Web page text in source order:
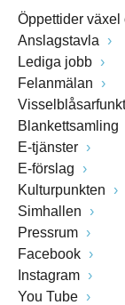
Öppettider
Anslagstavla
Lediga jobb
Felanmälan
Blankettsamling
E-tjänster
E-förslag
Kulturpunkten
Simhallen
Pressrum
Facebook
Instagram
You Tube